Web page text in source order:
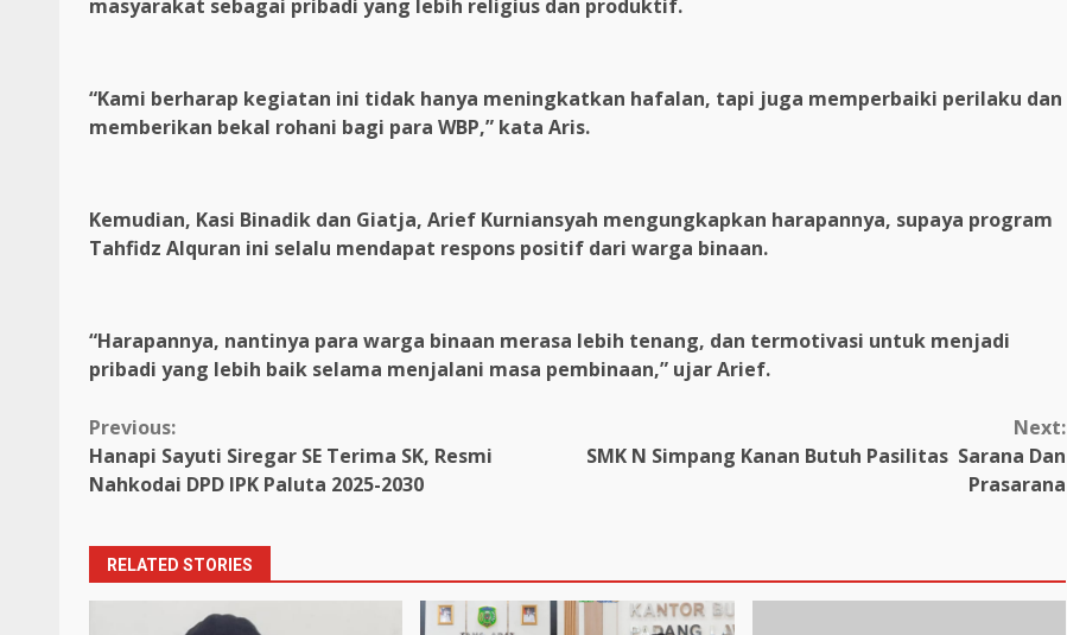
masyarakat sebagai pribadi yang lebih religius dan produktif.
“Kami berharap kegiatan ini tidak hanya meningkatkan hafalan, tapi juga memperbaiki perilaku dan
memberikan bekal rohani bagi para WBP,” kata Aris.
Kemudian, Kasi Binadik dan Giatja, Arief Kurniansyah mengungkapkan harapannya, supaya program
Tahfidz Alquran ini selalu mendapat respons positif dari warga binaan.
“Harapannya, nantinya para warga binaan merasa lebih tenang, dan termotivasi untuk menjadi
pribadi yang lebih baik selama menjalani masa pembinaan,” ujar Arief.
Continue
Reading
Previous:
Hanapi Sayuti Siregar SE Terima SK, Resmi
Nahkodai DPD IPK Paluta 2025-2030
Next:
SMK N Simpang Kanan Butuh Pasilitas Sarana Dan
Prasarana
RELATED STORIES